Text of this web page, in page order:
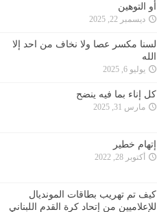
أو التوهين
ديسمبر 22, 2025
لسنا مكسر عصا ولا نخاف من احد إلا
الله
يوليو 6, 2025
كل إناء بما فيه ينضح
مارس 31, 2025
إتهام خطير
أكتوبر 28, 2022
كيف تم تهريب بطاقات المونديال
للإعلاميين من إتحاد كرة القدم اللبناني